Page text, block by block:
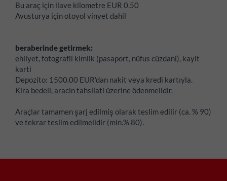
Bu araç için ilave kilometre EUR 0.50
Avusturya için otoyol vinyet dahil
beraberinde getirmek:
ehliyet, fotografli kimlik (pasaport, nüfus cüzdani), kayit
karti
Depozito: 1500.00 EUR'dan nakit veya kredi kartıyla.
Kira bedeli, aracin tahsilati üzerine ödenmelidir.
Araçlar tamamen şarj edilmiş olarak teslim edilir (ca. % 90)
ve tekrar teslim edilmelidir (min.% 80).